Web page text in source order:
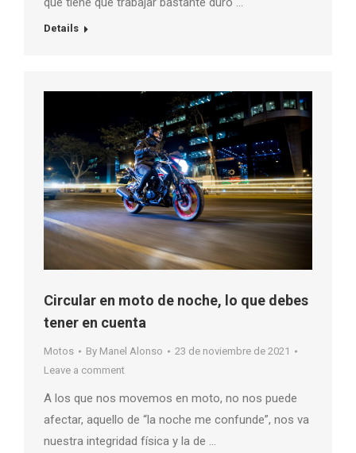
Details
Circular en moto de noche, lo que debes
tener en cuenta
Motos By Manel Alonso
23 de noviembre de 2021
Leave a comment
A los que nos movemos en moto, no nos puede
afectar, aquello de “la noche me confunde”, nos va
nuestra integridad física y la de …